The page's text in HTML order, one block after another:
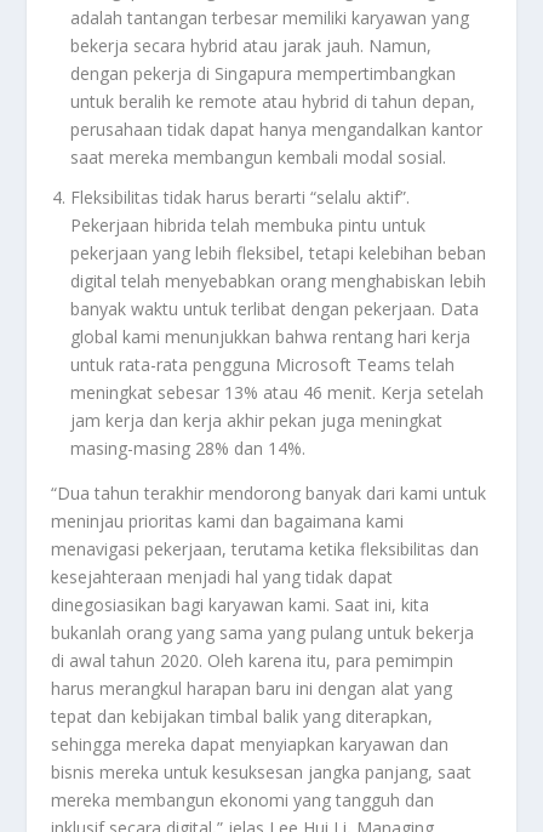
adalah tantangan terbesar memiliki karyawan yang
bekerja secara hybrid atau jarak jauh. Namun,
dengan pekerja di Singapura mempertimbangkan
untuk beralih ke remote atau hybrid di tahun depan,
perusahaan tidak dapat hanya mengandalkan kantor
saat mereka membangun kembali modal sosial.
Fleksibilitas tidak harus berarti “selalu aktif”.
Pekerjaan hibrida telah membuka pintu untuk
pekerjaan yang lebih fleksibel, tetapi kelebihan beban
digital telah menyebabkan orang menghabiskan lebih
banyak waktu untuk terlibat dengan pekerjaan. Data
global kami menunjukkan bahwa rentang hari kerja
untuk rata-rata pengguna Microsoft Teams telah
meningkat sebesar 13% atau 46 menit. Kerja setelah
jam kerja dan kerja akhir pekan juga meningkat
masing-masing 28% dan 14%.
“Dua tahun terakhir mendorong banyak dari kami untuk
meninjau prioritas kami dan bagaimana kami
menavigasi pekerjaan, terutama ketika fleksibilitas dan
kesejahteraan menjadi hal yang tidak dapat
dinegosiasikan bagi karyawan kami. Saat ini, kita
bukanlah orang yang sama yang pulang untuk bekerja
di awal tahun 2020. Oleh karena itu, para pemimpin
harus merangkul harapan baru ini dengan alat yang
tepat dan kebijakan timbal balik yang diterapkan,
sehingga mereka dapat menyiapkan karyawan dan
bisnis mereka untuk kesuksesan jangka panjang, saat
mereka membangun ekonomi yang tangguh dan